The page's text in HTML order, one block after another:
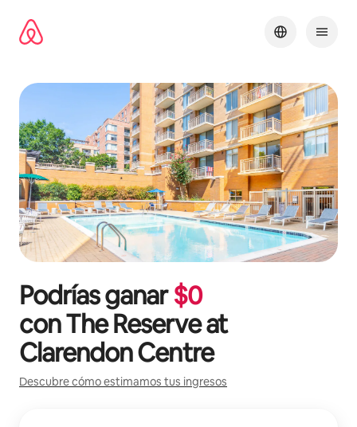
contenido
Podrías ganar$0
conThe Reserve at
Clarendon Centre
Descubre cómo estimamos tus ingresos